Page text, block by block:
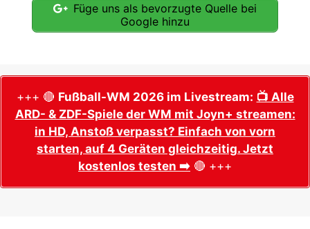
Füge uns als bevorzugte Quelle bei
Google hinzu
+++ 🔴 Fußball-WM 2026 im Livestream: 📺 Alle
ARD- & ZDF-Spiele der WM mit Joyn+ streamen:
in HD, Anstoß verpasst? Einfach von vorn
starten, auf 4 Geräten gleichzeitig. Jetzt
kostenlos testen ➡️ 🔴 +++